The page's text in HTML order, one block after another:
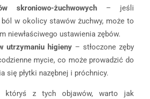
skroniowo-żuchwowych – jeśli
w okolicy stawów żuchwy, może to
niewłaściwego ustawienia zębów.
utrzymaniu higieny – stłoczone zęby
mycie, co może prowadzić do
się płytki nazębnej i próchnicy.
któryś z tych objawów, warto jak